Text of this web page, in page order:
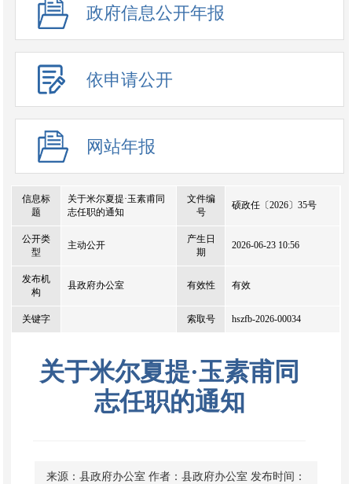
政府信息公开年报
依申请公开
网站年报
信息标
题
关于米尔夏提·玉素甫同
志任职的通知
文件编
号
硕政任〔2026〕35号
公开类
型
主动公开
产生日
期
2026-06-23 10:56
发布机
构
县政府办公室 有效性 有效
关键字 索取号 hszfb-2026-00034
关于米尔夏提·玉素甫同
志任职的通知
来源：县政府办公室 作者：县政府办公室 发布时间：